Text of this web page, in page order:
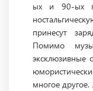
ых и 90-ых
принесут
Помимо
эксклюзивные
многое